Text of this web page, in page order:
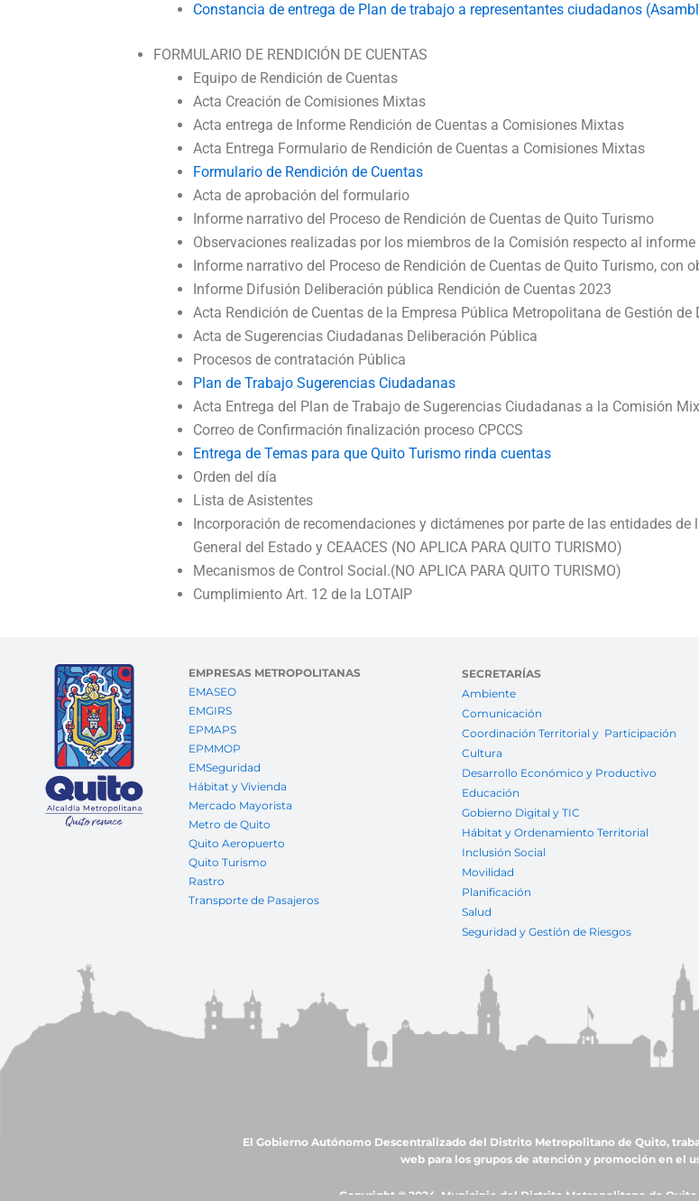
Constancia de entrega de Plan de trabajo a representantes ciudadanos
FORMULARIO DE RENDICIÓN DE CUENTAS
Equipo de Rendición de Cuentas
Acta Creación de Comisiones Mixtas
Acta entrega de Informe Rendición de Cuentas a Comisiones Mixtas
Acta Entrega Formulario de Rendición de Cuentas a Comisiones Mixtas
Formulario de Rendición de Cuentas
Acta de aprobación del formulario
Informe narrativo del Proceso de Rendición de Cuentas de Quito Turismo
Observaciones realizadas por los miembros de la Comisión respecto al
Informe narrativo del Proceso de Rendición de Cuentas de Quito Turismo, con
Informe Difusión Deliberación pública Rendición de Cuentas 2023
Acta Rendición de Cuentas de la Empresa Pública Metropolitana de Gestión
Acta de Sugerencias Ciudadanas Deliberación Pública
Procesos de contratación Pública
Plan de Trabajo Sugerencias Ciudadanas
Acta Entrega del Plan de Trabajo de Sugerencias Ciudadanas a la Comisión
Correo de Confirmación finalización proceso CPCCS
Entrega de Temas para que Quito Turismo rinda cuentas
Orden del día
Lista de Asistentes
Incorporación de recomendaciones y dictámenes por parte de las entidades
General del Estado y CEAACES (NO APLICA PARA QUITO TURISMO)
Mecanismos de Control Social.(NO APLICA PARA QUITO TURISMO)
Cumplimiento Art. 12 de la LOTAIP
EMPRESAS METROPOLITANAS
EMASEO
EMGIRS
EPMAPS
EPMMOP
EMSeguridad
Hábitat y Vivienda
Mercado Mayorista
Metro de Quito
Quito Aeropuerto
Quito Turismo
Rastro
Transporte de Pasajeros
SECRETARÍAS
Ambiente
Comunicación
Coordinación Territorial y Participación
Cultura
Desarrollo Económico y Productivo
Educación
Gobierno Digital y TIC
Hábitat y Ordenamiento Territorial
Inclusión Social
Movilidad
Planificación
Salud
Seguridad y Gestión de Riesgos
El Gobierno Autónomo Descentralizado del Distrito Metropolitano de Quito,
web para los grupos de atención y promoción en el
Copyright © 2024, Municipio del Distrito Metropolitano de